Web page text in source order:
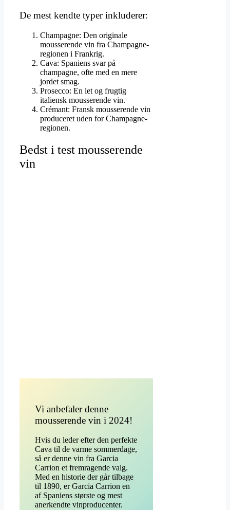
De mest kendte typer inkluderer:
Champagne: Den originale
mousserende vin fra Champagne-
regionen i Frankrig.
Cava: Spaniens svar på
champagne, ofte med en mere
jordet smag.
Prosecco: En let og frugtig
italiensk mousserende vin.
Crémant: Fransk mousserende vin
produceret uden for Champagne-
regionen.
Bedst i test mousserende
vin
Vi anbefaler denne
mousserende vin i 2024!
Hvis du leder efter den perfekte
Cava til de varme sommerdage,
så er denne vin fra Garcia
Carrion et fremragende valg.
Med en historie der går tilbage
til 1890, er Garcia Carrion en
af Spaniens største og mest
anerkendte vinproducenter.